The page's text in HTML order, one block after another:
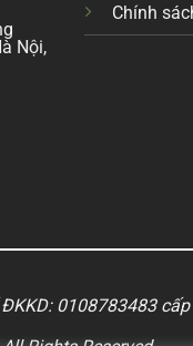
Nội,
Chính
0108783483